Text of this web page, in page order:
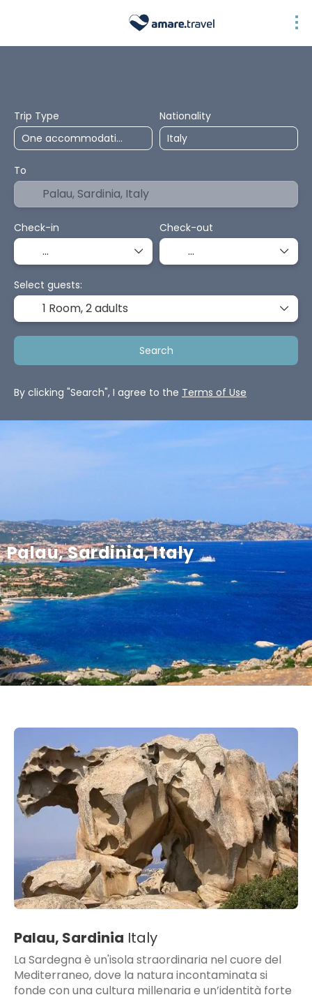
Palau, Sardinia, Italy
Trip Type Nationality
To
Check-in Check-out
Select guests:
1 Room,2 adults
Search
By clicking "Search", I agree to the Terms of Use
Palau, Sardinia Italy
La Sardegna è un'isola straordinaria nel cuore del
Mediterraneo, dove la natura incontaminata si
fonde con una cultura millenaria e un’identità forte